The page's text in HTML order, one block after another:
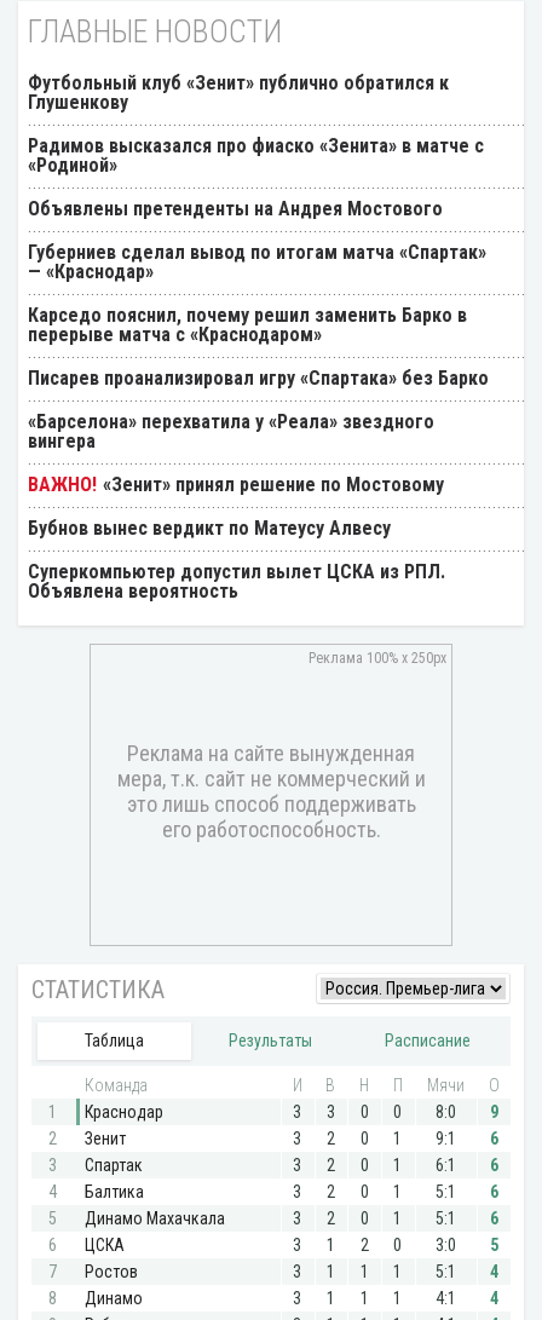
ГЛАВНЫЕ НОВОСТИ
Футбольный клуб «Зенит» публично обратился к
Глушенкову
Радимов высказался про фиаско «Зенита» в матче с
«Родиной»
Объявлены претенденты на Андрея Мостового
Губерниев сделал вывод по итогам матча «Спартак»
— «Краснодар»
Карседо пояснил, почему решил заменить Барко в
перерыве матча с «Краснодаром»
Писарев проанализировал игру «Спартака» без Барко
«Барселона» перехватила у «Реала» звездного
вингера
«Зенит» принял решение по Мостовому
Бубнов вынес вердикт по Матеусу Алвесу
Суперкомпьютер допустил вылет ЦСКА из РПЛ.
Объявлена вероятность